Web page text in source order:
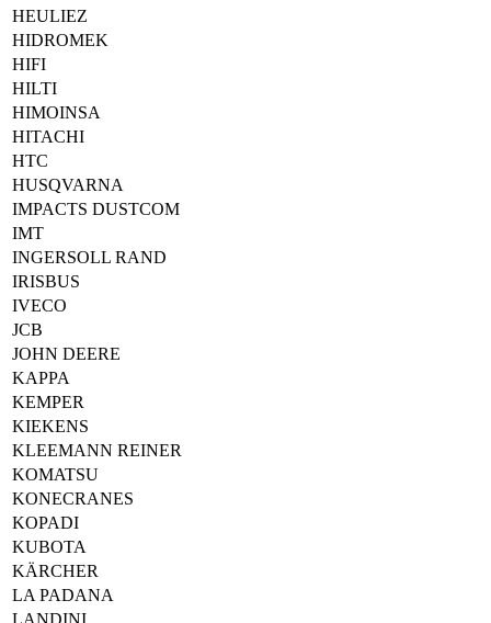
HEULIEZ
HIDROMEK
HIFI
HILTI
HIMOINSA
HITACHI
HTC
HUSQVARNA
IMPACTS DUSTCOM
IMT
INGERSOLL RAND
IRISBUS
IVECO
JCB
JOHN DEERE
KAPPA
KEMPER
KIEKENS
KLEEMANN REINER
KOMATSU
KONECRANES
KOPADI
KUBOTA
KÄRCHER
LA PADANA
LANDINI